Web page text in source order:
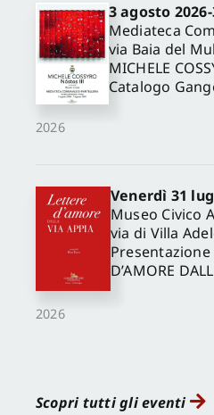
2026
3 agosto
Mediateca
via Baia del
MICHELE
Catalogo
2026
Venerdì 31
Museo Civico
via di Villa
Presentazione
D’AMORE
Scopri tutti gli eventi